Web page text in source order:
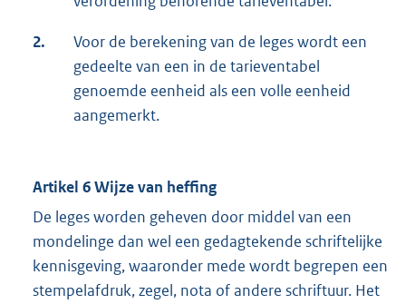
2.
Voor de berekening van de leges wordt een
gedeelte van een in de tarieventabel
genoemde eenheid als een volle eenheid
aangemerkt.
Artikel 6 Wijze van heffing
De leges worden geheven door middel van een
mondelinge dan wel een gedagtekende schriftelijke
kennisgeving, waaronder mede wordt begrepen een
stempelafdruk, zegel, nota of andere schriftuur. Het